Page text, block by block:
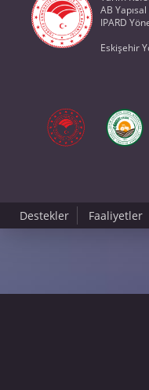
AB
IPARD
Eskişehir
Destekler Faaliyetler